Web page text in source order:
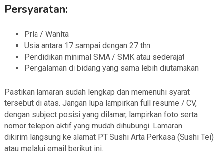
Persyaratan:
Pria / Wanita
Usia antara 17 sampai dengan 27 thn
Pendidikan minimal SMA / SMK atau sederajat
Pengalaman di bidang yang sama lebih diutamakan
Pastikan lamaran sudah lengkap dan memenuhi syarat
tersebut di atas. Jangan lupa lampirkan full resume / CV,
dengan subject posisi yang dilamar, lampirkan foto serta
nomor telepon aktif yang mudah dihubungi. Lamaran
dikirim langsung ke alamat PT Sushi Arta Perkasa (Sushi Tei)
atau melalui email berikut ini.